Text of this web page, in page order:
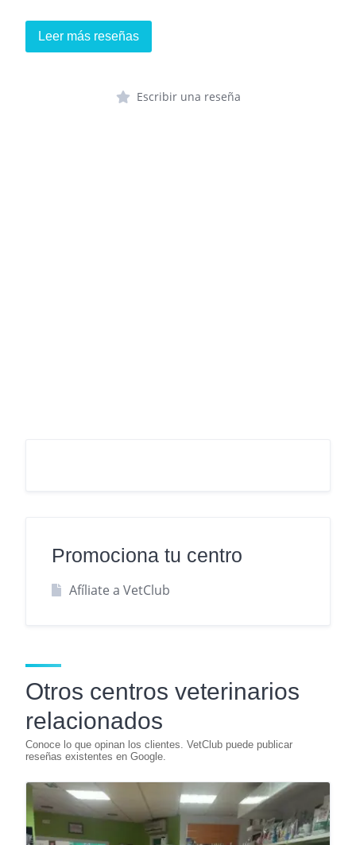
Leer más reseñas
Escribir una reseña
Promociona tu centro
Afíliate a VetClub
Otros centros veterinarios
relacionados